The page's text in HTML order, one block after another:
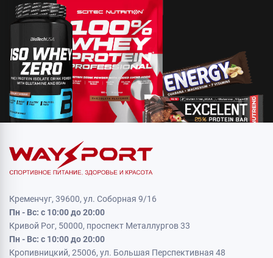
Кременчуг, 39600, ул. Соборная 9/16
Пн - Вс: с 10:00 до 20:00
Кривой Рог, 50000, проспект Металлургов 33
Пн - Вс: с 10:00 до 20:00
Кропивницкий, 25006, ул. Большая Перспективная 48